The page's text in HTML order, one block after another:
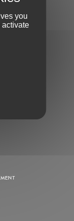
you
activate